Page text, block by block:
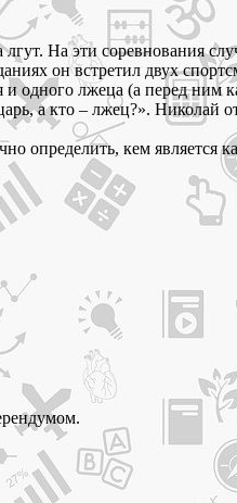
На эти соревнования
он встретил двух
одного лжеца (а перед ним
а кто – лжец?». Николай
определить, кем является